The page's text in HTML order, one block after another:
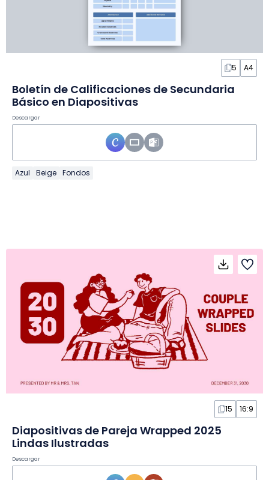
5 A4
Boletín de Calificaciones de Secundaria
Básico en Diapositivas
Descargar
Azul Beige Fondos
15 16:9
Diapositivas de Pareja Wrapped 2025
Lindas Ilustradas
Descargar